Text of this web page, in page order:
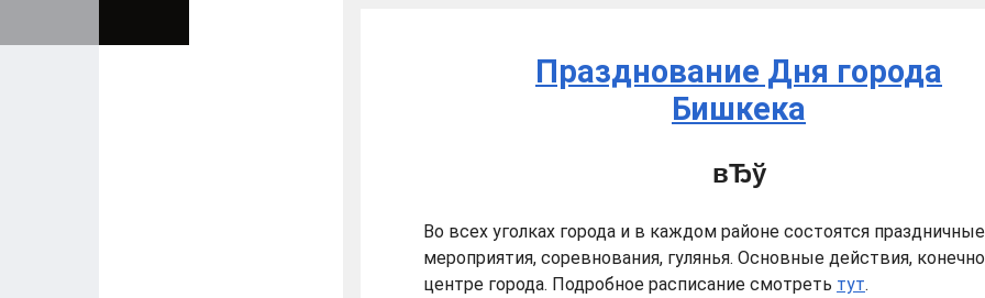
Празднование Дня города
Бишкека
Во всех уголках города и в каждом районе состоятся праздничные
мероприятия, соревнования, гулянья. Основные действия,
центре города. Подробное расписание смотреть тут.